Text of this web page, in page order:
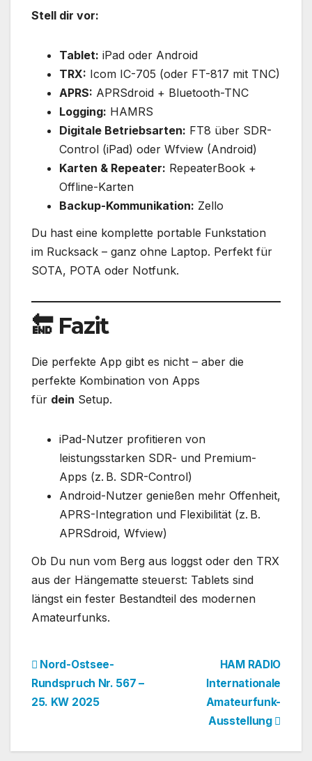
Stell dir vor:
Tablet: iPad oder Android
TRX: Icom IC-705 (oder FT-817 mit TNC)
APRS: APRSdroid + Bluetooth-TNC
Logging: HAMRS
Digitale Betriebsarten: FT8 über SDR-
Control (iPad) oder Wfview (Android)
Karten & Repeater: RepeaterBook +
Offline-Karten
Backup-Kommunikation: Zello
Du hast eine komplette portable Funkstation
im Rucksack – ganz ohne Laptop. Perfekt für
SOTA, POTA oder Notfunk.
🔚 Fazit
Die perfekte App gibt es nicht – aber die
perfekte Kombination von Apps
für dein Setup.
iPad-Nutzer profitieren von
leistungsstarken SDR- und Premium-
Apps (z. B. SDR-Control)
Android-Nutzer genießen mehr Offenheit,
APRS-Integration und Flexibilität (z. B.
APRSdroid, Wfview)
Ob Du nun vom Berg aus loggst oder den TRX
aus der Hängematte steuerst: Tablets sind
längst ein fester Bestandteil des modernen
Amateurfunks.
BeitragsnavigationHAM RADIO
Internationale
Amateurfunk-
Ausstellung
Nord-Ostsee-
Rundspruch Nr. 567 –
25. KW 2025